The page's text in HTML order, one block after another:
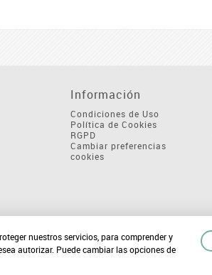
Información
Condiciones de Uso
Política de Cookies
RGPD
Cambiar preferencias
cookies
nuestros servicios, para comprender y
autorizar. Puede cambiar las opciones de